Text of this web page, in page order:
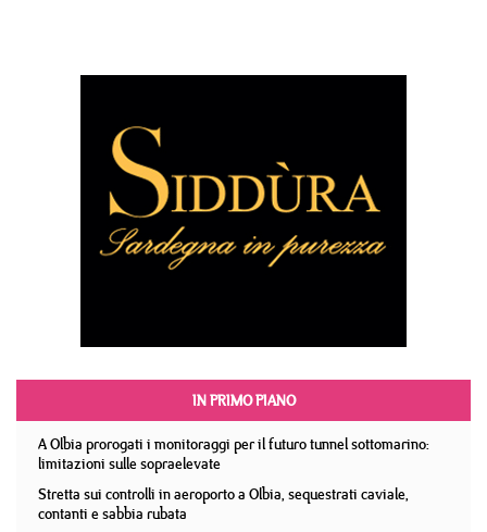
IN PRIMO PIANO
A Olbia prorogati i monitoraggi per il futuro tunnel sottomarino:
limitazioni sulle sopraelevate
Stretta sui controlli in aeroporto a Olbia, sequestrati caviale,
contanti e sabbia rubata